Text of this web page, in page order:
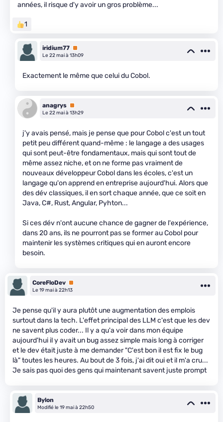
années, il risque d'y avoir un gros problème...
1
iridium77 Premium
Le 22 mai à 13h09
Exactement le même que celui du Cobol.
anagrys Premium
Le 22 mai à 13h29
j'y avais pensé, mais je pense que pour Cobol c'est un tout
petit peu différent quand-même : le langage a des usages
qui sont peut-être fondamentaux, mais qui sont tout de
même assez niche, et on ne forme pas vraiment de
nouveaux développeur Cobol dans les écoles, c'est un
langage qu'on apprend en entreprise aujourd'hui. Alors que
des dév classiques, il en sort chaque année, que ce soit en
Java, C#, Rust, Angular, Pyhton...
Si ces dév n'ont aucune chance de gagner de l'expérience,
dans 20 ans, ils ne pourront pas se former au Cobol pour
maintenir les systèmes critiques qui en auront encore
besoin.
CoreFloDev Premium
Le 19 mai à 22h13
Je pense qu'il y aura plutôt une augmentation des emplois
surtout dans la tech. L'effet principal des LLM c'est que les dev
ne savent plus coder... Il y a qu'a voir dans mon équipe
aujourd'hui il y avait un bug assez simple mais long à corriger
et le dev était juste à me demander "C'est bon il est fix le bug
là" toutes les heures. Au bout de 3 fois, j'ai dit oui et il m'a cru...
Je sais pas quoi des gens qui maintenant savent juste prompt
Bylon
Modifié le 19 mai à 22h50